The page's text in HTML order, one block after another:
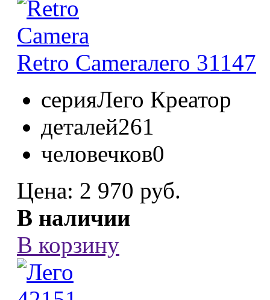
Retro Cameraлего 31147
серияЛего Креатор
деталей261
человечков0
Цена: 2 970 руб.
В наличии
В корзину